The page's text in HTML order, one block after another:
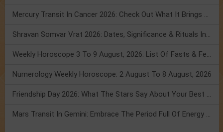
Mercury Transit In Cancer 2026: Check Out What It Brings For You
Shravan Somvar Vrat 2026: Dates, Significance & Rituals In August
Weekly Horoscope 3 To 9 August, 2026: List Of Fasts & Festivals
Numerology Weekly Horoscope: 2 August To 8 August, 2026
Friendship Day 2026: What The Stars Say About Your Best Friend!
Mars Transit In Gemini: Embrace The Period Full Of Energy & Intelligence